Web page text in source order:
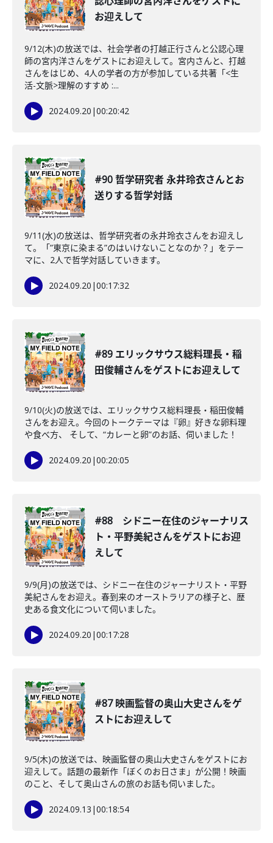
お迎えして
9/12(木)の放送では、社会学者の打越正行さんと公認心理
師の宮内洋さんをゲストにお迎えして。宮内さんと、打越
さんをはじめ、4人の学者の方が参加している共著「<生
活-文脈>理解のすすめ :...
2024.09.20 |00:20:42
#90 哲学研究者 永井玲衣さんとお
送りする哲学対話
9/11(水)の放送は、哲学研究者の永井玲衣さんをお迎えし
て。「”東京に染まる”のはいけないことなのか？」をテー
マに、2人で哲学対話していきます。
2024.09.20 |00:17:32
#89 エリックサウス総料理長・稲
田俊輔さんをゲストにお迎えして
9/10(火)の放送では、エリックサウス総料理長・稲田俊輔
さんをお迎え。今回のトークテーマは『卵』好きな卵料理
や食べ方、 そして、“カレーと卵”のお話、伺いました！
2024.09.20 |00:20:05
#88 シドニー在住のジャーナリス
ト・平野美紀さんをゲストにお迎
えして
9/9(月)の放送では、シドニー在住のジャーナリスト・平野
美紀さんをお迎え。春到来のオーストラリアの様子と、歴
史ある食文化について伺いました。
2024.09.20 |00:17:28
#87 映画監督の奥山大史さんをゲ
ストにお迎えして
9/5(木)の放送では、映画監督の奥山大史さんをゲストにお
迎えして。話題の最新作「ぼくのお日さま」が公開！映画
のこと、そして奥山さんの旅のお話も伺いました。
2024.09.13 |00:18:54